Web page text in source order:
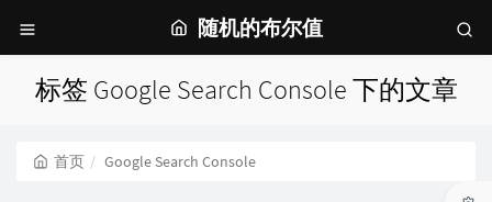
随机的布尔值
标签 Google Search Console 下的文章
首页 Google Search Console